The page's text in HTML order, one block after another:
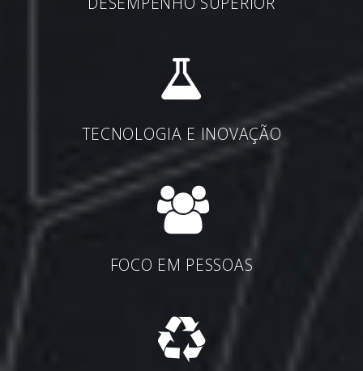
TECNOLOGIA E INOVAÇÃO
FOCO EM PESSOAS